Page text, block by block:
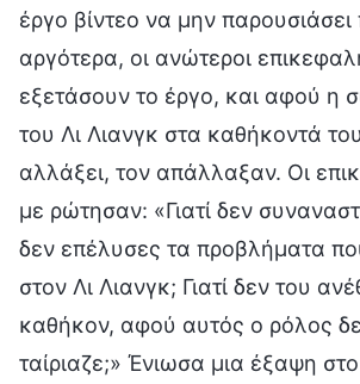
έργο βίντεο να μην
αργότερα, οι ανώτεροι
εξετάσουν το έργο, και αφού η
του Λι Λιανγκ στα καθήκοντά
αλλάξει, τον απάλλαξαν. Οι
με ρώτησαν: «Γιατί δεν
δεν επέλυσες τα προβλήματα
στον Λι Λιανγκ; Γιατί δεν του
καθήκον, αφού αυτός ο ρόλος
ταίριαζε;» Ένιωσα μια έξαψη